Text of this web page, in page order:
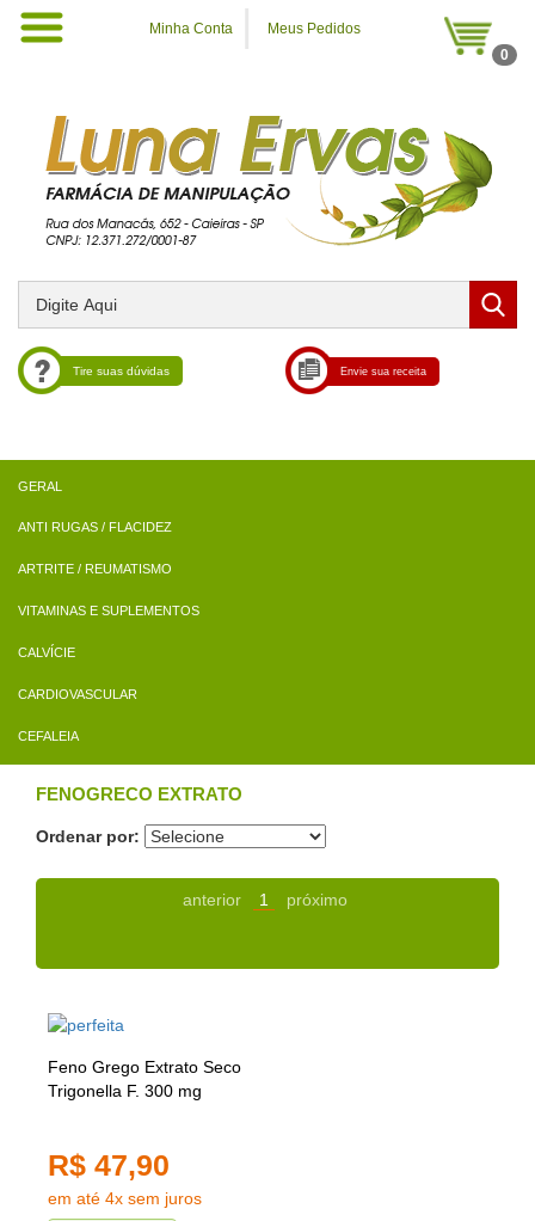
Minha Conta
Meus Pedidos
0
Tire suas dúvidas Envie sua receita
ANTI RUGAS / FLACIDEZ
ARTRITE / REUMATISMO
VITAMINAS E SUPLEMENTOS
CALVÍCIE
CARDIOVASCULAR
CEFALEIA
FENOGRECO EXTRATO
Ordenar por:
anterior 1 próximo
Feno Grego Extrato Seco
Trigonella F. 300 mg
R$ 47,90
em até 4x sem juros